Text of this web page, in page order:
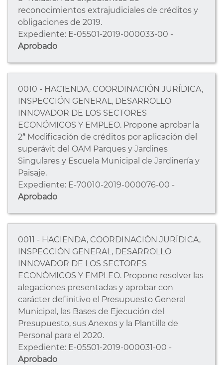
reconocimientos extrajudiciales de créditos y
obligaciones de 2019.
Expediente: E-05501-2019-000033-00 -
Aprobado
0010 - HACIENDA, COORDINACIÓN JURÍDICA,
INSPECCIÓN GENERAL, DESARROLLO
INNOVADOR DE LOS SECTORES
ECONÓMICOS Y EMPLEO. Propone aprobar la
2ª Modificación de créditos por aplicación del
superávit del OAM Parques y Jardines
Singulares y Escuela Municipal de Jardinería y
Paisaje.
Expediente: E-70010-2019-000076-00 -
Aprobado
0011 - HACIENDA, COORDINACIÓN JURÍDICA,
INSPECCIÓN GENERAL, DESARROLLO
INNOVADOR DE LOS SECTORES
ECONÓMICOS Y EMPLEO. Propone resolver las
alegaciones presentadas y aprobar con
carácter definitivo el Presupuesto General
Municipal, las Bases de Ejecución del
Presupuesto, sus Anexos y la Plantilla de
Personal para el 2020.
Expediente: E-05501-2019-000031-00 -
Aprobado